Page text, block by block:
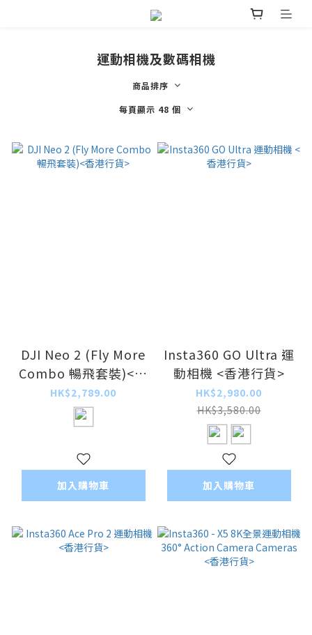
運動相機及數碼相機
商品排序
每頁顯示 48 個
DJI Neo 2 (Fly More
Combo 暢飛套裝)<香
港行貨>
HK$2,789.00
加入購物車
Insta360 GO Ultra 運
動相機 <香港行貨>
HK$2,980.00
HK$3,580.00
加入購物車